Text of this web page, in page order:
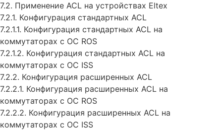
7.2. Применение ACL на устройствах Eltex
7.2.1. Конфигурация стандартных ACL
7.2.1.1. Конфигурация стандартных ACL на
коммутаторах с ОС ROS
7.2.1.2. Конфигурация стандартных ACL на
коммутаторах с ОС ISS
7.2.2. Конфигурация расширенных ACL
7.2.2.1. Конфигурация расширенных ACL на
коммутаторах с ОС ROS
7.2.2.2. Конфигурация расширенных ACL на
коммутаторах с ОС ISS